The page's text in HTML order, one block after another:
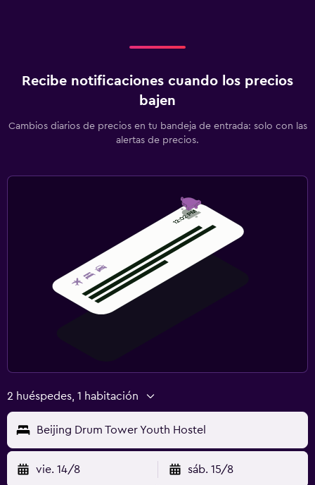
Recibe notificaciones cuando los precios
bajen
Cambios diarios de precios en tu bandeja de entrada: solo con las
alertas de precios.
2 huéspedes, 1 habitación
Beijing Drum Tower Youth Hostel
vie. 14/8 sáb. 15/8